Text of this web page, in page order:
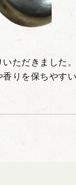
ただきました
りを保ちやす